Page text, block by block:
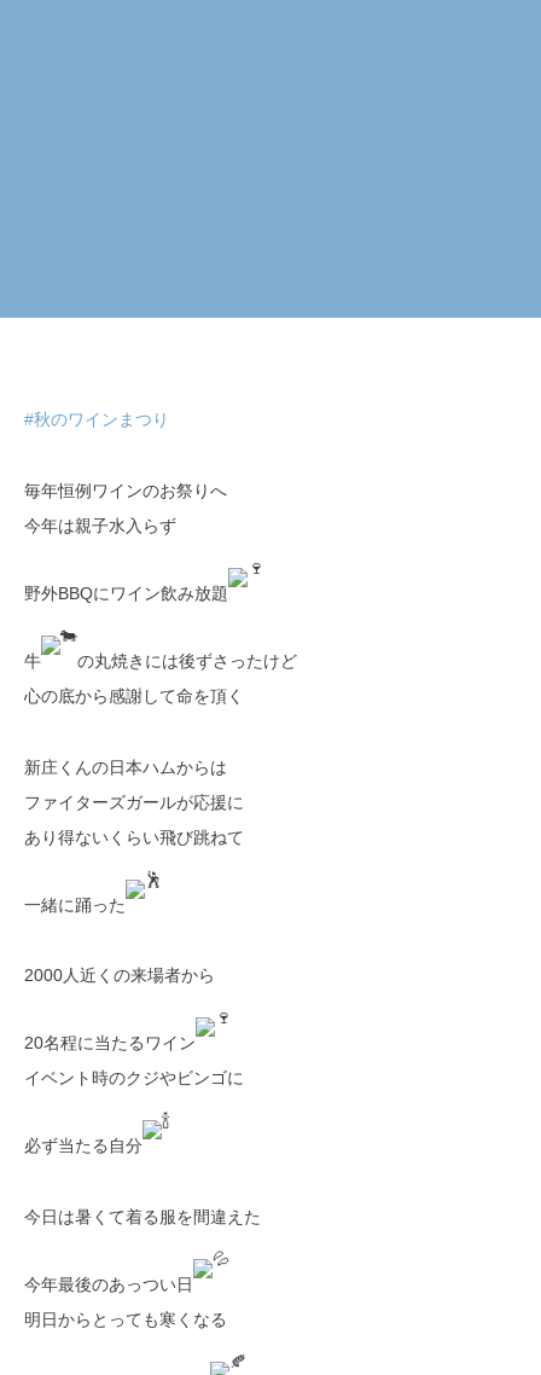
#秋のワインまつり
毎年恒例ワインのお祭りへ
今年は親子水入らず
野外BBQにワイン飲み放題
牛
の丸焼きには後ずさったけど
心の底から感謝して命を頂く
新庄くんの日本ハムからは
ファイターズガールが応援に
あり得ないくらい飛び跳ねて
一緒に踊った
2000人近くの来場者から
20名程に当たるワイン
イベント時のクジやビンゴに
必ず当たる自分
今日は暑くて着る服を間違えた
今年最後のあっつい日
明日からとっても寒くなる